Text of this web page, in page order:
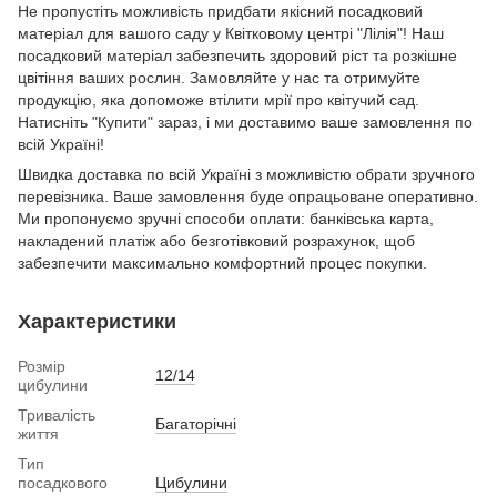
Не пропустіть можливість придбати якісний посадковий
матеріал для вашого саду у Квітковому центрі "Лілія"! Наш
посадковий матеріал забезпечить здоровий ріст та розкішне
цвітіння ваших рослин. Замовляйте у нас та отримуйте
продукцію, яка допоможе втілити мрії про квітучий сад.
Натисніть "Купити" зараз, і ми доставимо ваше замовлення по
всій Україні!
Швидка доставка по всій Україні з можливістю обрати зручного
перевізника. Ваше замовлення буде опрацьоване оперативно.
Ми пропонуємо зручні способи оплати: банківська карта,
накладений платіж або безготівковий розрахунок, щоб
забезпечити максимально комфортний процес покупки.
Характеристики
Розмір
цибулини
12/14
Тривалість
життя
Багаторічні
Тип
посадкового
Цибулини